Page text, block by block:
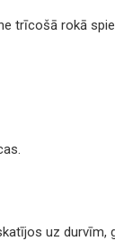
trīcošā rokā
uz durvīm,